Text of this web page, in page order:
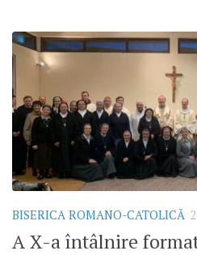
BISERICA ROMANO-CATOLICĂ
A X-a întâlnire